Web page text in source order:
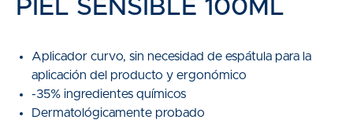
PIEL SENSIBLE 100ML
Aplicador curvo, sin necesidad de espátula para la
aplicación del producto y ergonómico
-35% ingredientes químicos
Dermatológicamente probado